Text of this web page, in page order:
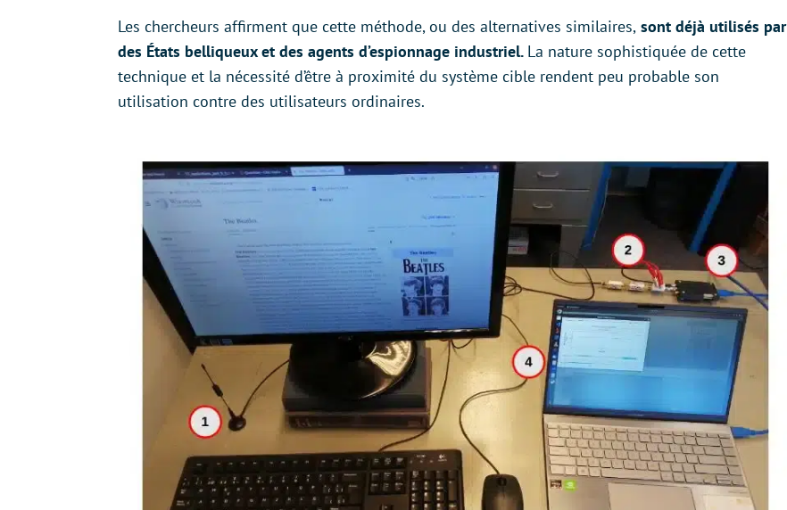
Les chercheurs affirment que cette méthode, ou des alternatives similaires, sont déjà utilisés par
des États belliqueux et des agents d’espionnage industriel. La nature sophistiquée de cette
technique et la nécessité d’être à proximité du système cible rendent peu probable son
utilisation contre des utilisateurs ordinaires.